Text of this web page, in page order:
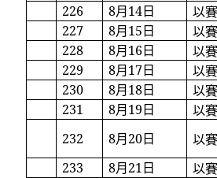
226
8月14日
以
227
8月15日
以
228
8月16日
以
229
8月17日
以
230
8月18日
以
231
8月19日
以
232
8月20日
以
233
8月21日
以